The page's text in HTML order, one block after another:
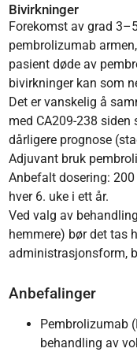
Bivirkninger
Forekomst av grad
pembrolizumab
pasient døde av
bivirkninger kan som
Det er vanskelig å
med CA209-238
dårligere prognose
Adjuvant bruk
Anbefalt dosering:
hver 6. uke i ett år.
Ved valg av
hemmere) bør det tas
administrasjonsform,
Anbefalinger
Pembrolizumab
behandling av